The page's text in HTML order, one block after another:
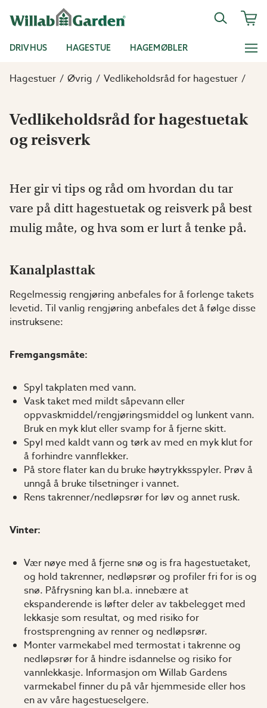
DRIVHUS HAGESTUE HAGEMØBLER
Hagestuer Øvrig Vedlikeholdsråd for hagestuer
Vedlikeholdsråd for hagestuetak
og reisverk
Her gir vi tips og råd om hvordan du tar
vare på ditt hagestuetak og reisverk på best
mulig måte, og hva som er lurt å tenke på.
Kanalplasttak
Regelmessig rengjøring anbefales for å forlenge takets
levetid. Til vanlig rengjøring anbefales det å følge disse
instruksene:
Fremgangsmåte:
Spyl takplaten med vann.
Vask taket med mildt såpevann eller
oppvaskmiddel/rengjøringsmiddel og lunkent vann.
Bruk en myk klut eller svamp for å fjerne skitt.
Spyl med kaldt vann og tørk av med en myk klut for
å forhindre vannflekker.
På store flater kan du bruke høytrykksspyler. Prøv å
unngå å bruke tilsetninger i vannet.
Rens takrenner/nedløpsrør for løv og annet rusk.
Vinter:
Vær nøye med å fjerne snø og is fra hagestuetaket,
og hold takrenner, nedløpsrør og profiler fri for is og
snø. Påfrysning kan bl.a. innebære at
ekspanderende is løfter deler av takbelegget med
lekkasje som resultat, og med risiko for
frostsprengning av renner og nedløpsrør.
Monter varmekabel med termostat i takrenne og
nedløpsrør for å hindre isdannelse og risiko for
vannlekkasje. Informasjon om Willab Gardens
varmekabel finner du på vår hjemmeside eller hos
en av våre hagestueselgere.